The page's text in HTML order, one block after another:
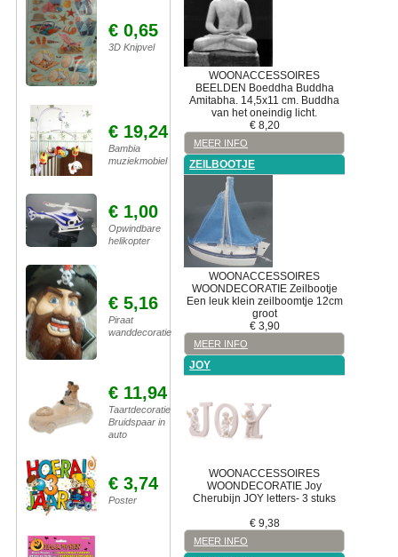
€ 0,65
3D Knipvel
€ 19,24
Bambia
muziekmobiel
€ 1,00
Opwindbare
helikopter
€ 5,16
Piraat
wanddecoratie
€ 11,94
Taartdecoratie
Bruidspaar in
auto
€ 3,74
Poster
WOONACCESSOIRES
BEELDEN Boeddha Buddha
Amitabha. 14,5x11 cm. Buddha
van het oneindig licht.
€ 8,20
MEER INFO
ZEILBOOTJE
WOONACCESSOIRES
WOONDECORATIE Zeilbootje
Een leuk klein zeilboomtje 12cm
groot
€ 3,90
MEER INFO
JOY
WOONACCESSOIRES
WOONDECORATIE Joy
Cherubijn JOY letters- 3 stuks
€ 9,38
MEER INFO